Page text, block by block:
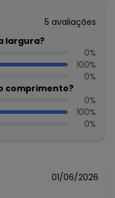
oferecido em
disponível.
N/D*
N/D*
N/D*
R$ 99,99
N/D*
N/D*
N/D*
5 avaliações
largura?
0%
100%
0%
comprimento?
0%
100%
0%
01/06/2026